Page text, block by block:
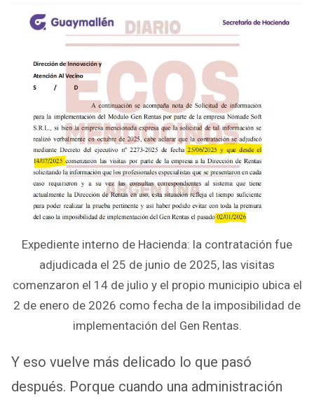
Expediente interno de Hacienda: la contratación fue
adjudicada el 25 de junio de 2025, las visitas
comenzaron el 14 de julio y el propio municipio ubica el
2 de enero de 2026 como fecha de la imposibilidad de
implementación del Gen Rentas.
Y eso vuelve más delicado lo que pasó
después. Porque cuando una administración